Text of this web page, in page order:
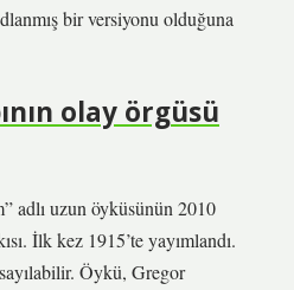
bir versiyonu olduğuna
olay örgüsü
adlı uzun öyküsünün 2010
İlk kez 1915’te yayımlandı.
Öykü, Gregor